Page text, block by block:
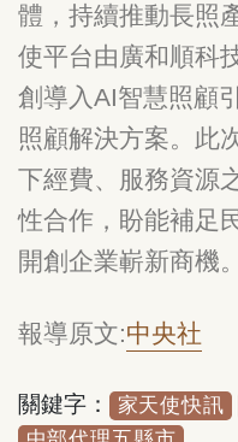
體，持續推動長照
使平台由廣和順科
創導入AI智慧照顧
照顧解決方案。此
下經費、服務資源
性合作，盼能補足
開創企業嶄新商機。
報導原文:中央社
關鍵字： 家天使快訊